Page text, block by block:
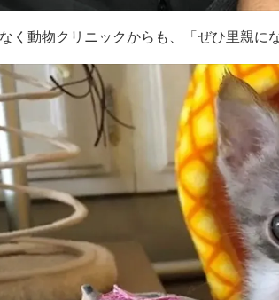
く動物クリニックからも、「ぜひ里親に